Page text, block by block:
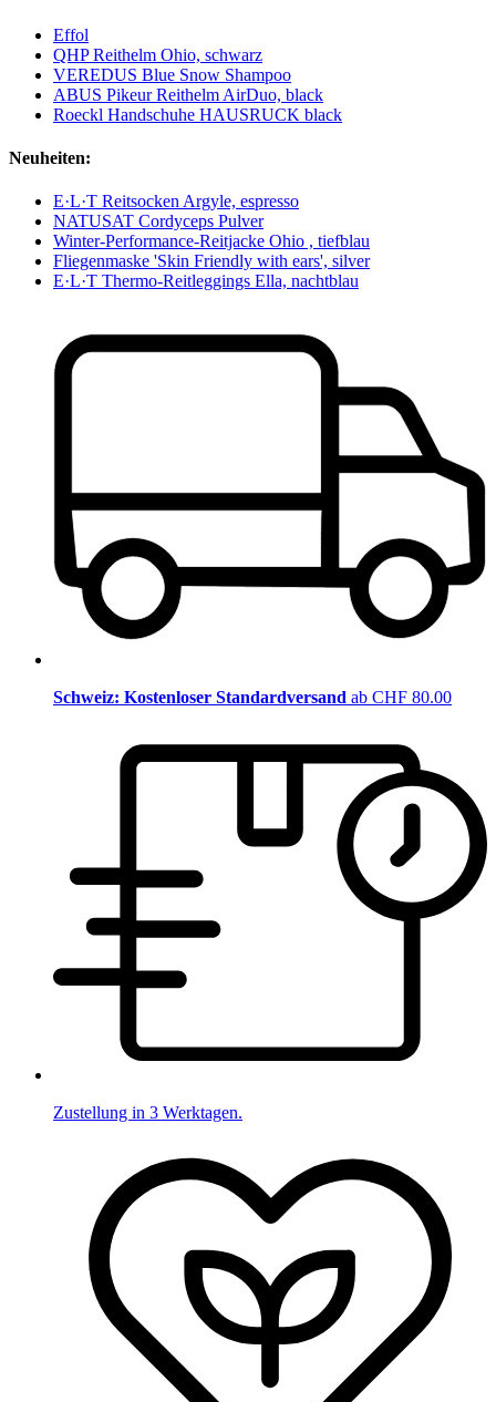
Effol
QHP Reithelm Ohio, schwarz
VEREDUS Blue Snow Shampoo
ABUS Pikeur Reithelm AirDuo, black
Roeckl Handschuhe HAUSRUCK black
Neuheiten:
E·L·T Reitsocken Argyle, espresso
NATUSAT Cordyceps Pulver
Winter-Performance-Reitjacke Ohio , tiefblau
Fliegenmaske 'Skin Friendly with ears', silver
E·L·T Thermo-Reitleggings Ella, nachtblau
Schweiz: Kostenloser Standardversand ab CHF 80.00
Zustellung in 3 Werktagen.